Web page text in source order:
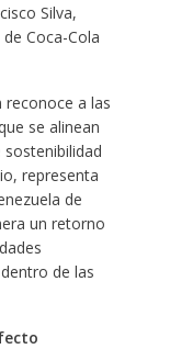
Silva,
Coca-Cola
reconoce a las
se alinean
representa
de
un retorno
de las